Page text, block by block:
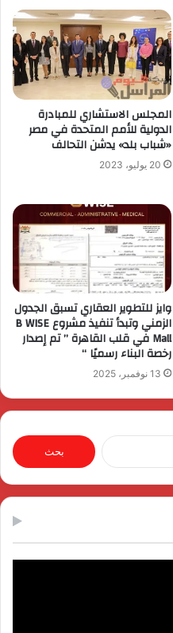
المجلس الاستشاري للمبادرة
الدولية للأمم المتحدة في مصر
«شباب بلد» يدشن التحالف
20 يوليو، 2023
وايز للتطوير العقاري تسبق الجدول
الزمني وتبدأ تنفيذ مشروع B WISE
Mall في قلب القاهرة ” تم إصدار
رخصة البناء رسميًا “
13 نوفمبر، 2025
البحث
عن: